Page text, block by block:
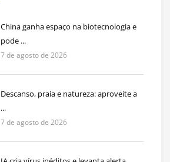
China ganha espaço na biotecnologia e
pode ...
7 de agosto de 2026
Descanso, praia e natureza: aproveite a
...
7 de agosto de 2026